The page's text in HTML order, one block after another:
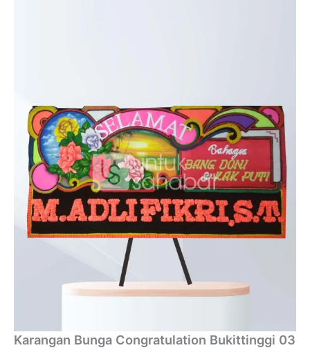
Karangan Bunga Congratulation Bukittinggi 03